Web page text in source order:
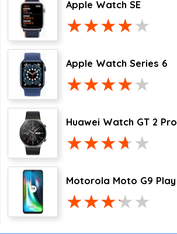
Apple Watch SE
Apple Watch Series 6
Huawei Watch GT 2 Pro
Motorola Moto G9 Play